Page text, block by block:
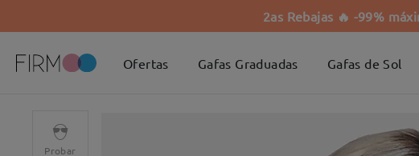
2as Rebajas 🔥 -99%
Ofertas Gafas Graduadas Gafas de Sol
Probar